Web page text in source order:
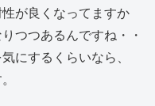
が良くなってますか
つつあるんですね・・
にするくらいなら、